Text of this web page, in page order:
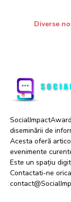
Diverse
diseminării de
Acesta oferă
evenimente
Este un spațiu
Contactati-ne